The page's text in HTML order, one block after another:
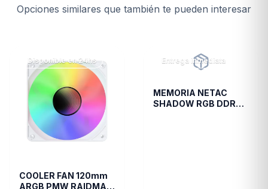
Opciones similares que también te pueden interesar
Disponible en 24hs
COOLER FAN 120mm
ARGB PMW RAIDMAX
Entrega inmediata
MEMORIA NETAC
SHADOW RGB DDR4